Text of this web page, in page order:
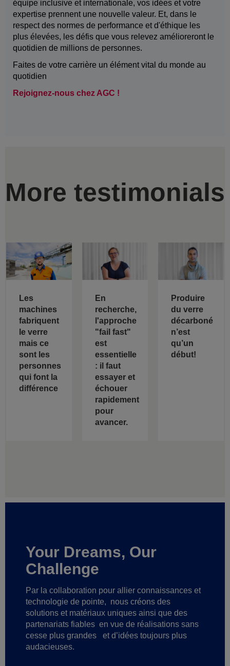
équipe inclusive et internationale, vos idées et votre
expertise prennent une nouvelle valeur. Et, dans le
respect des normes de performance et d'éthique les
plus élevées, les défis que vous relevez amélioreront le
quotidien de millions de personnes.
Faites de votre carrière un élément vital du monde au
quotidien
Rejoignez-nous chez AGC !
More testimonials
Les
machines
fabriquent
le verre
mais ce
sont les
personnes
qui font la
différence
En
recherche,
l'approche
"fail fast"
est
essentielle
: il faut
essayer et
échouer
rapidement
pour
avancer.
Produire
du verre
décarboné
n’est
qu’un
début!
Your Dreams, Our
Challenge
Par la collaboration pour allier connaissances et
technologie de pointe, nous créons des
solutions et matériaux uniques ainsi que des
partenariats fiables en vue de réalisations sans
cesse plus grandes
et d’idées toujours plus
audacieuses.